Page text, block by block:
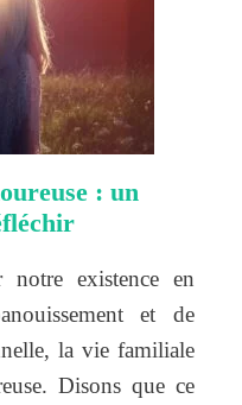
: un
existence en
et de
la vie familiale
Disons que ce